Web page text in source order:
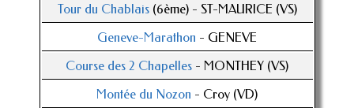
Tour du Chablais (6ème) - ST-MAURICE (VS)
Geneve-Marathon - GENEVE
Course des 2 Chapelles - MONTHEY (VS)
Montée du Nozon - Croy (VD)